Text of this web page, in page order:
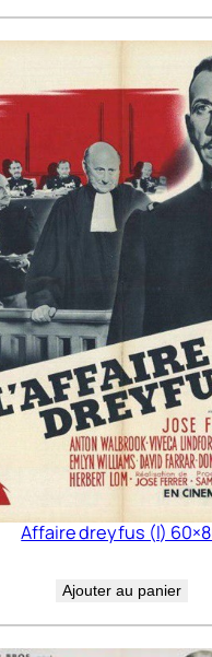
Affaire dreyfus (l)
Ajouter au panier